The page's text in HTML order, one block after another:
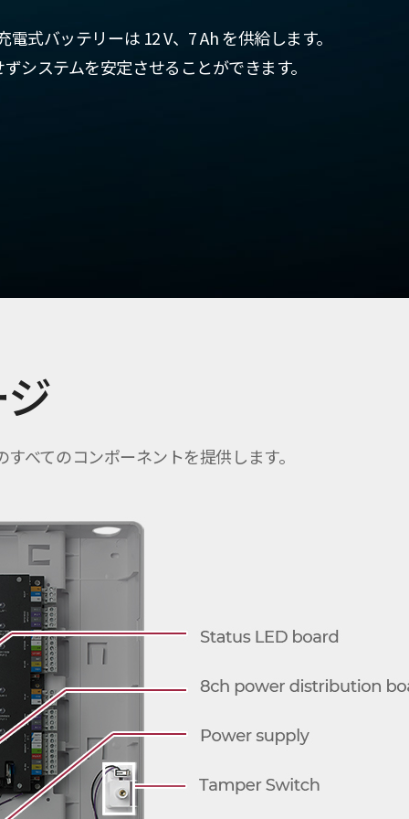
式バッテリーは 12 V、7 Ah を供給します。
システムを安定させることができます。
べてのコンポーネントを提供します。